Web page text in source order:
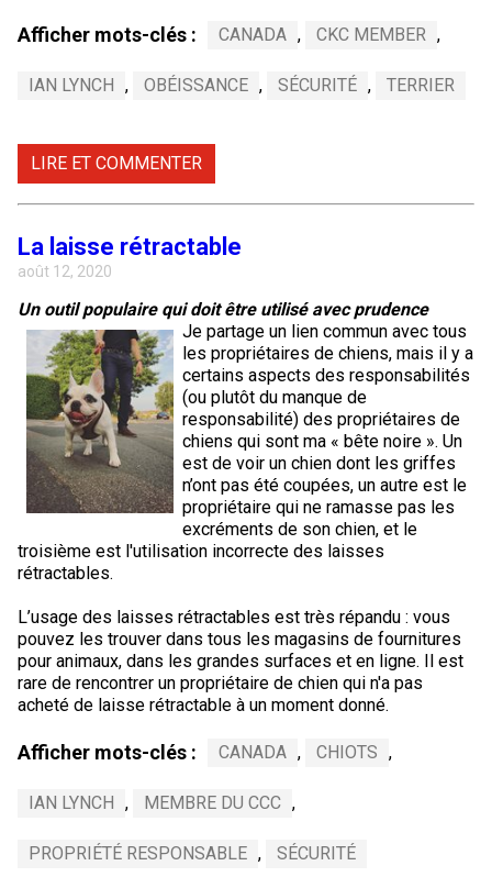
Dogue du Tibet
Afficher mots-clés : CANADA , CKC MEMBER ,
IAN LYNCH , OBÉISSANCE , SÉCURITÉ , TERRIER
LIRE ET COMMENTER
La laisse rétractable
août 12, 2020
Un outil populaire qui doit être utilisé avec prudence
Je partage un lien commun avec tous
les propriétaires de chiens, mais il y a
certains aspects des responsabilités
(ou plutôt du manque de
responsabilité) des propriétaires de
chiens qui sont ma « bête noire ». Un
est de voir un chien dont les griffes
n’ont pas été coupées, un autre est le
propriétaire qui ne ramasse pas les
excréments de son chien, et le
troisième est l'utilisation incorrecte des laisses
rétractables.
L’usage des laisses rétractables est très répandu : vous
pouvez les trouver dans tous les magasins de fournitures
pour animaux, dans les grandes surfaces et en ligne. Il est
rare de rencontrer un propriétaire de chien qui n'a pas
acheté de laisse rétractable à un moment donné.
Afficher mots-clés : CANADA , CHIOTS ,
IAN LYNCH , MEMBRE DU CCC ,
PROPRIÉTÉ RESPONSABLE , SÉCURITÉ